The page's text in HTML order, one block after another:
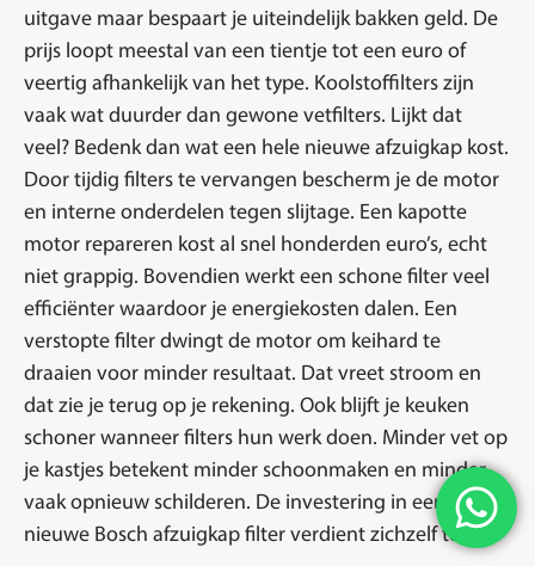
uitgave maar bespaart je uiteindelijk bakken geld. De
prijs loopt meestal van een tientje tot een euro of
veertig afhankelijk van het type. Koolstoffilters zijn
vaak wat duurder dan gewone vetfilters. Lijkt dat
veel? Bedenk dan wat een hele nieuwe afzuigkap kost.
Door tijdig filters te vervangen bescherm je de motor
en interne onderdelen tegen slijtage. Een kapotte
motor repareren kost al snel honderden euro’s, echt
niet grappig. Bovendien werkt een schone filter veel
efficiënter waardoor je energiekosten dalen. Een
verstopte filter dwingt de motor om keihard te
draaien voor minder resultaat. Dat vreet stroom en
dat zie je terug op je rekening. Ook blijft je keuken
schoner wanneer filters hun werk doen. Minder vet op
je kastjes betekent minder schoonmaken en minder
vaak opnieuw schilderen. De investering in een
nieuwe Bosch afzuigkap filter verdient zichzelf terug.